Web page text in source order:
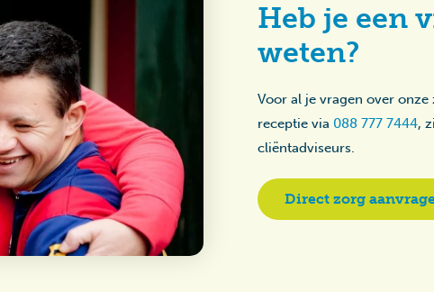
Heb je een
weten?
Voor al je vragen over
receptie via 088 777 7444,
cliëntadviseurs.
Direct zorg